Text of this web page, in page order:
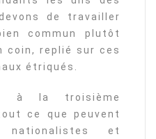
de travailler
commun plutôt
coin, replié sur ces
étriqués.
à la troisième
ce que peuvent
et